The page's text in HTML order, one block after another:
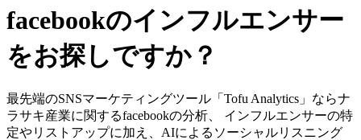
facebookのインフルエンサー
をお探しですか？
最先端のSNSマーケティングツール「Tofu Analytics」ならナ
ラサキ産業に関するfacebookの分析、 インフルエンサーの特
定やリストアップに加え、AIによるソーシャルリスニング